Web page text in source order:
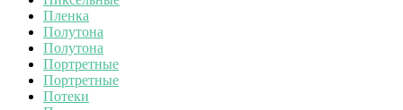
Пленка
Полутона
Полутона
Портретные
Портретные
Потеки